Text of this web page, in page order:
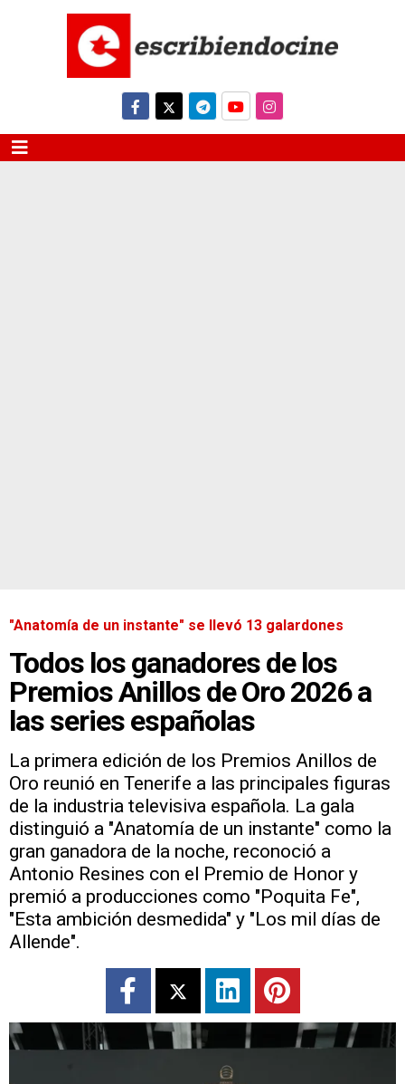
"Anatomía de un instante" se llevó 13 galardones
Todos los ganadores de los
Premios Anillos de Oro 2026 a
las series españolas
La primera edición de los Premios Anillos de
Oro reunió en Tenerife a las principales figuras
de la industria televisiva española. La gala
distinguió a "Anatomía de un instante" como la
gran ganadora de la noche, reconoció a
Antonio Resines con el Premio de Honor y
premió a producciones como "Poquita Fe",
"Esta ambición desmedida" y "Los mil días de
Allende".